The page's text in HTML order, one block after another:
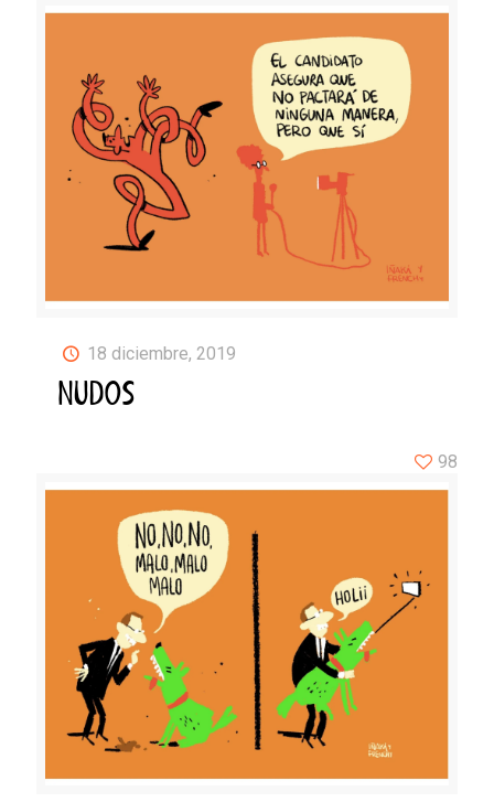
18 diciembre, 2019
NUDOS
98